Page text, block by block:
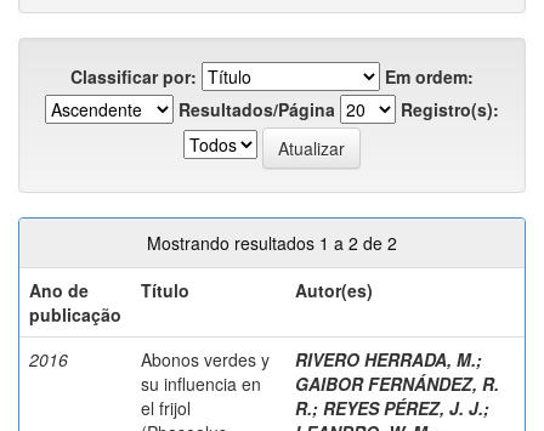
Classificar por:
Em ordem:
Resultados/Página
Registro(s):
Mostrando resultados 1 a 2 de 2
Ano de
publicação
Título Autor(es)
2016
Abonos verdes y
su influencia en
el frijol
RIVERO HERRADA, M.;
GAIBOR FERNÁNDEZ, R.
R.; REYES PÉREZ, J. J.;